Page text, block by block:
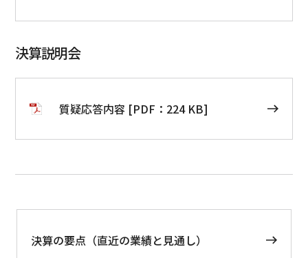
決算説明会
質疑応答内容 [PDF：224 KB]
決算の要点（直近の業績と見通し）